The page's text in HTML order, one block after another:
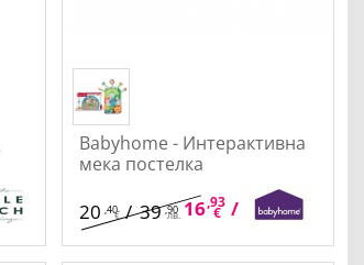
,92
лв.
Babyhome - Интерактивна
мека постелка
20 ,40€/39 ,90
лв. 16,93
€ / 33,12
лв.